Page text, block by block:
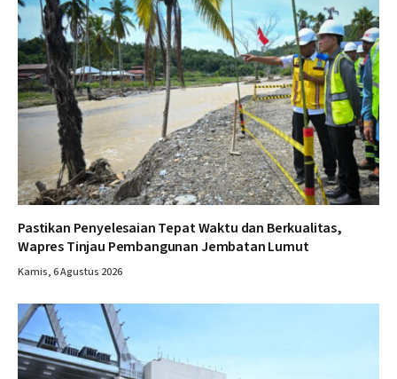
Pastikan Penyelesaian Tepat Waktu dan Berkualitas,
Wapres Tinjau Pembangunan Jembatan Lumut
Kamis, 6 Agustus 2026